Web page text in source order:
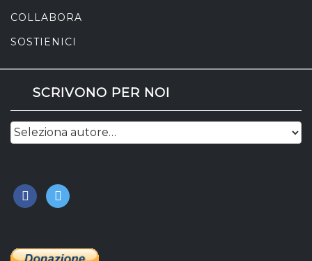
COLLABORA
SOSTIENICI
SCRIVONO PER NOI
facebook
twitter